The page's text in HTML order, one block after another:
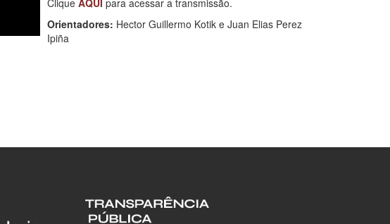
Orientadores: Hector Guillermo Kotik e Juan Elias Perez
Ipiña